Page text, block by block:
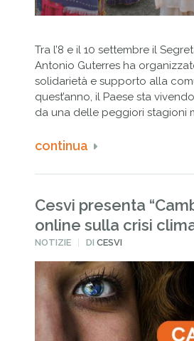
Tra l’8 e il 10 settembre il
Antonio Guterres ha
solidarietà e supporto alla
quest’anno, il Paese sta
da una delle peggiori stagioni
continua
Cesvi presenta
online sulla crisi
PUBBLICATO
NOTIZIE DICESVI